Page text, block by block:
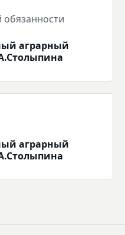
аграрный
аграрный